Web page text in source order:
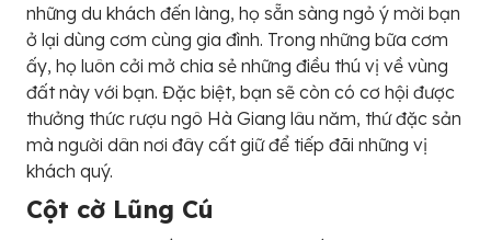
những du khách đến làng, họ sẵn sàng ngỏ ý mời bạn
ở lại dùng cơm cùng gia đình. Trong những bữa cơm
ấy, họ luôn cởi mở chia sẻ những điều thú vị về vùng
đất này với bạn. Đặc biệt, bạn sẽ còn có cơ hội được
thưởng thức rượu ngô Hà Giang lâu năm, thứ đặc sản
mà người dân nơi đây cất giữ để tiếp đãi những vị
khách quý.
Cột cờ Lũng Cú